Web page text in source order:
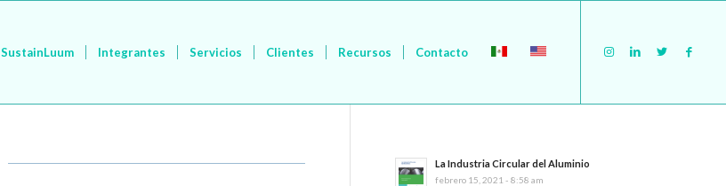
SustainLuum Integrantes Servicios Clientes Recursos Contacto
La Industria Circular del Aluminio
febrero 15, 2021 - 8:58 am